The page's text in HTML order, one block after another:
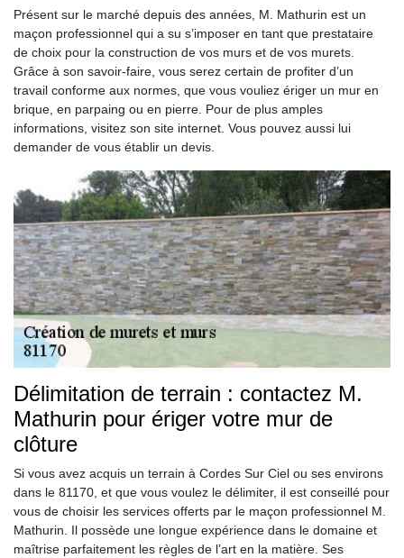
Présent sur le marché depuis des années, M. Mathurin est un
maçon professionnel qui a su s’imposer en tant que prestataire
de choix pour la construction de vos murs et de vos murets.
Grâce à son savoir-faire, vous serez certain de profiter d’un
travail conforme aux normes, que vous vouliez ériger un mur en
brique, en parpaing ou en pierre. Pour de plus amples
informations, visitez son site internet. Vous pouvez aussi lui
demander de vous établir un devis.
Délimitation de terrain : contactez M.
Mathurin pour ériger votre mur de
clôture
Si vous avez acquis un terrain à Cordes Sur Ciel ou ses environs
dans le 81170, et que vous voulez le délimiter, il est conseillé pour
vous de choisir les services offerts par le maçon professionnel M.
Mathurin. Il possède une longue expérience dans le domaine et
maîtrise parfaitement les règles de l’art en la matière. Ses